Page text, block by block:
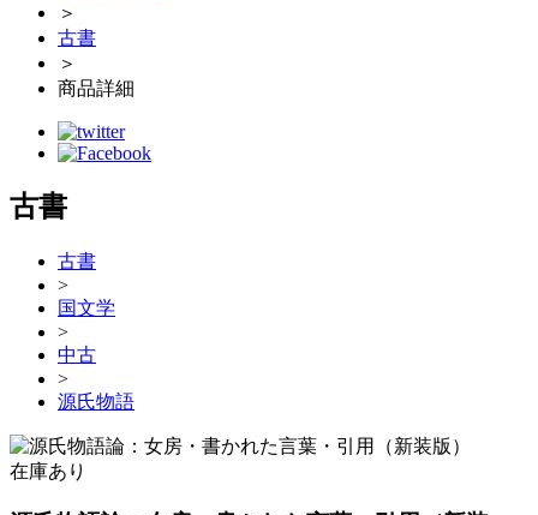
＞
古書
＞
商品詳細
古書
古書
>
国文学
>
中古
>
源氏物語
在庫あり